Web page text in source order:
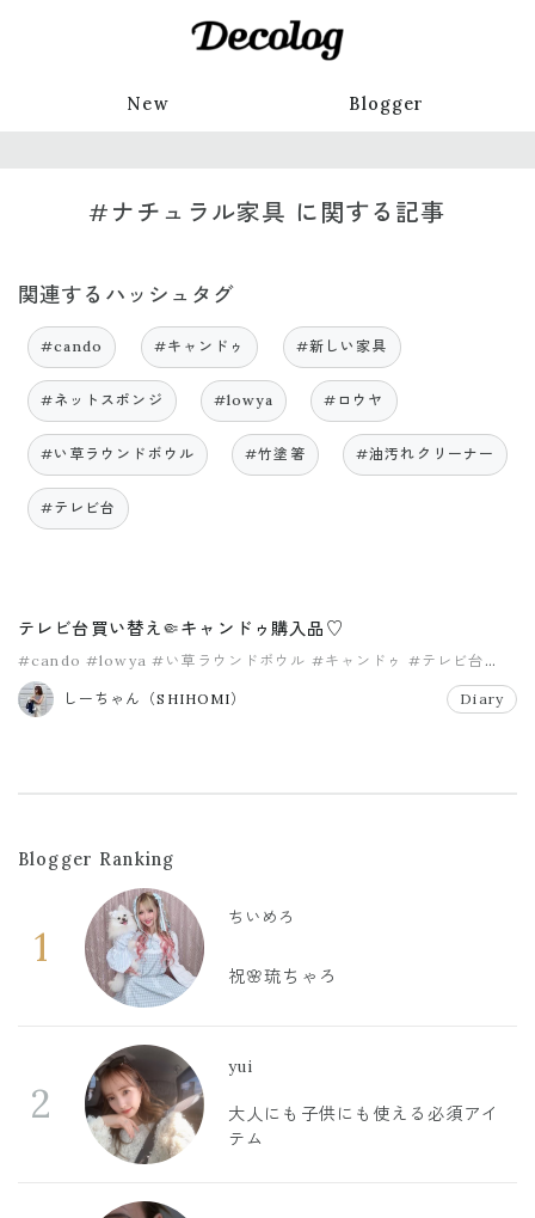
New Blogger
#ナチュラル家具 に関する記事
関連するハッシュタグ
#cando #キャンドゥ #新しい家具
#ネットスポンジ #lowya #ロウヤ
#い草ラウンドボウル #竹塗箸 #油汚れクリーナー
#テレビ台
テレビ台買い替え🤏キャンドゥ購入品♡
#cando #lowya #い草ラウンドボウル #キャンドゥ #テレビ台
#ナチュラル家具
しーちゃん（SHIHOMI）
Diary
Blogger Ranking
1
ちいめろ
祝🌸琉ちゃろ
2
yui
大人にも子供にも使える必須アイ
テム